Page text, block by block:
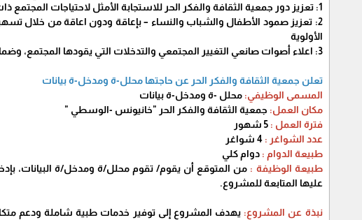
1: تعزيز دور جمعية الثقافة والفكر الحر للاستجابة الأمثل لاحتياجات المجتمع ذات الأولوية ضمن نهج تشاركي قائم على حقوق الانسان
2: تعزيز صمود الأطفال والشباب والنساء – بإعاقة ودون اعاقة من خلال
الأولوية
3: اعلاء أصوات صانعي التغيير المجتمعي والتدخلات التي يقودها المجتمع، وضمان سماعهم وتمثيل القضايا التي تخصهم بشكل فعال
تعلن جمعية الثقافة والفكر الحر عن حاجتها محلل-ة ومدخل-ة بيانات
المسمى الوظيفي: محلل -ة ومدخل-ة بيانات
مكان العمل: جمعية الثقافة والفكر الحر "خانيونس -الوسطي "
فترة العمل : 5 شهور
عدد الشواغر :4 شواغر
طبيعة الدوام : دوام كلي
طبيعة الوظيفة : من المتوقع أن يقوم/ تقوم محلل/ة ومدخل/ة البيانات،
عليها المتابعة للمشروع.
نبذة عن المشروع: يهدف المشروع إلى توفير خدمات طبية شاملة ودعم